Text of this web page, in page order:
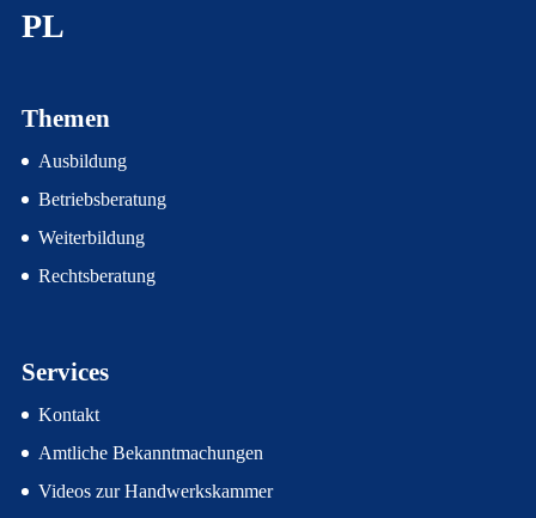
PL
Themen
Ausbildung
Betriebsberatung
Weiterbildung
Rechtsberatung
Services
Kontakt
Amtliche Bekanntmachungen
Videos zur Handwerkskammer